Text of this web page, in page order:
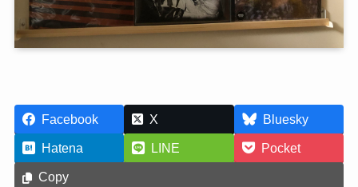
Facebook X
Bluesky
Hatena
LINE
Pocket
Copy